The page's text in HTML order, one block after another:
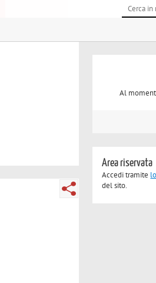
Al
Area riservata
Accedi tramite
del sito.